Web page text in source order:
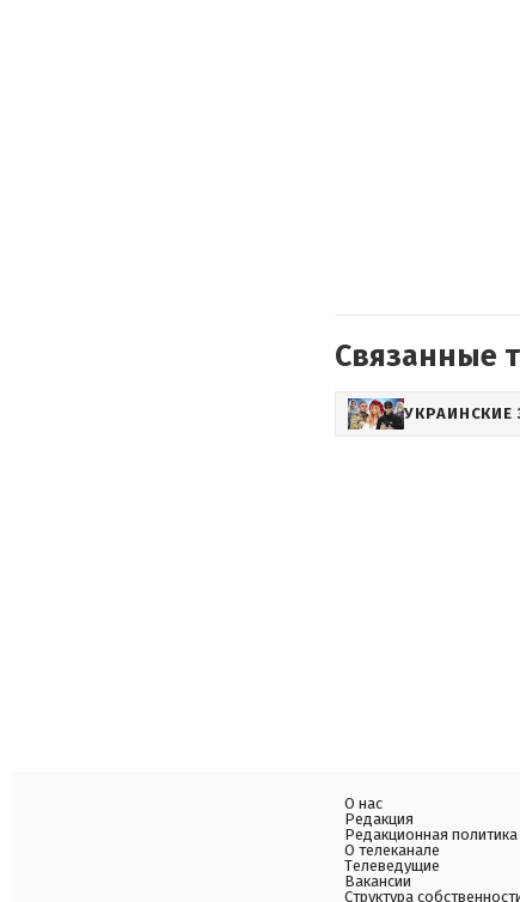
Связанные
УКРАИНСКИЕ
О нас
Редакция
Редакционная политика
О телеканале
Телеведущие
Вакансии
Структура